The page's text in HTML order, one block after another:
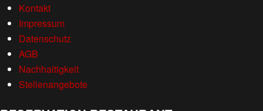
Kontakt
Impressum
Datenschutz
AGB
Nachhaltigkeit
Stellenangebote